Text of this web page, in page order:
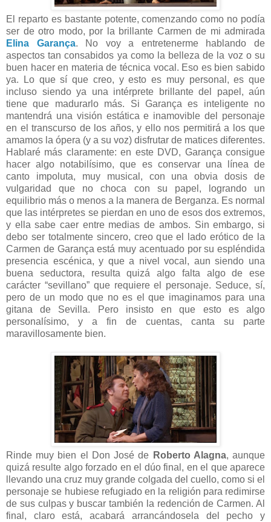
El reparto es bastante potente, comenzando como no podía
ser de otro modo, por la brillante Carmen de mi admirada
Elina Garança. No voy a entretenerme hablando de
aspectos tan consabidos ya como la belleza de la voz o su
buen hacer en materia de técnica vocal. Eso es bien sabido
ya. Lo que sí que creo, y esto es muy personal, es que
incluso siendo ya una intérprete brillante del papel, aún
tiene que madurarlo más. Si Garança es inteligente no
mantendrá una visión estática e inamovible del personaje
en el transcurso de los años, y ello nos permitirá a los que
amamos la ópera (y a su voz) disfrutar de matices diferentes.
Hablaré más claramente: en este DVD, Garança consigue
hacer algo notabilísimo, que es conservar una línea de
canto impoluta, muy musical, con una obvia dosis de
vulgaridad que no choca con su papel, logrando un
equilibrio más o menos a la manera de Berganza. Es normal
que las intérpretes se pierdan en uno de esos dos extremos,
y ella sabe caer entre medias de ambos. Sin embargo, si
debo ser totalmente sincero, creo que el lado erótico de la
Carmen de Garança está muy acentuado por su espléndida
presencia escénica, y que a nivel vocal, aun siendo una
buena seductora, resulta quizá algo falta algo de ese
carácter “sevillano” que requiere el personaje. Seduce, sí,
pero de un modo que no es el que imaginamos para una
gitana de Sevilla. Pero insisto en que esto es algo
personalísimo, y a fin de cuentas, canta su parte
maravillosamente bien.
Rinde muy bien el Don José de Roberto Alagna, aunque
quizá resulte algo forzado en el dúo final, en el que aparece
llevando una cruz muy grande colgada del cuello, como si el
personaje se hubiese refugiado en la religión para redimirse
de sus culpas y buscar también la redención de Carmen. Al
final, claro está, acabará arrancándosela del pecho y